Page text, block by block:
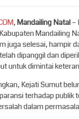
,Mandailing Natal–
Mandailing
juga selesai, hampir
dipanggil dan
untuk dimintai
Kejati Sumut
terhadap publik
dalam